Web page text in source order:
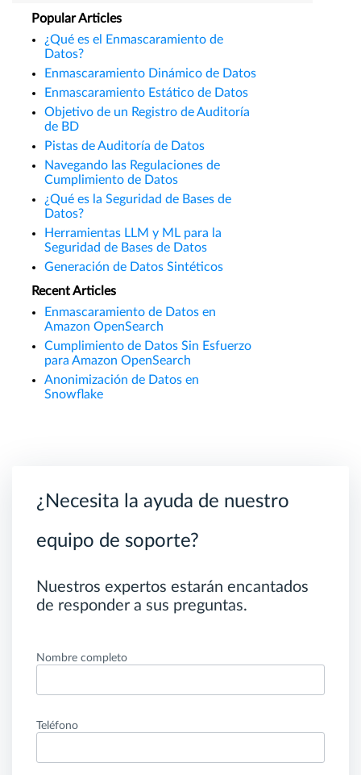
Popular Articles
¿Qué es el Enmascaramiento de
Datos?
Enmascaramiento Dinámico de Datos
Enmascaramiento Estático de Datos
Objetivo de un Registro de Auditoría
de BD
Pistas de Auditoría de Datos
Navegando las Regulaciones de
Cumplimiento de Datos
¿Qué es la Seguridad de Bases de
Datos?
Herramientas LLM y ML para la
Seguridad de Bases de Datos
Generación de Datos Sintéticos
Recent Articles
Enmascaramiento de Datos en
Amazon OpenSearch
Cumplimiento de Datos Sin Esfuerzo
para Amazon OpenSearch
Anonimización de Datos en
Snowflake
¿Necesita la ayuda de nuestro
equipo de soporte?
Nuestros expertos estarán encantados
de responder a sus preguntas.
Nombre completo
Teléfono